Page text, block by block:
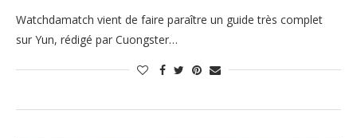
Watchdamatch vient de faire paraître un guide très complet
sur Yun, rédigé par Cuongster…